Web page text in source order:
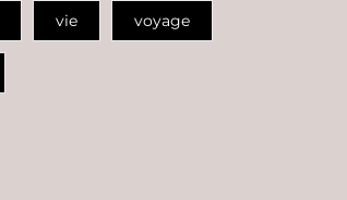
vie voyage